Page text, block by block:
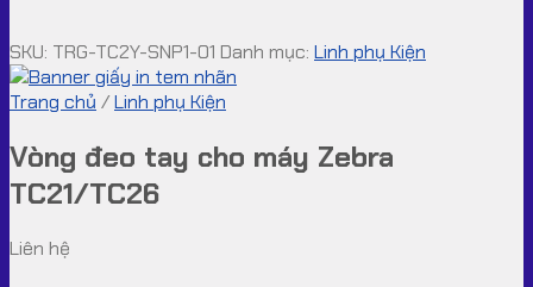
SKU: TRG-TC2Y-SNP1-01 Danh mục: Linh phụ Kiện
Trang chủ /Linh phụ Kiện
Vòng đeo tay cho máy Zebra
TC21/TC26
Liên hệ